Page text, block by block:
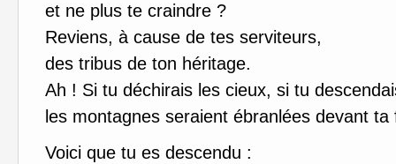
et ne plus te craindre ?
Reviens, à cause de tes serviteurs,
des tribus de ton héritage.
Ah ! Si tu déchirais les cieux, si tu
les montagnes seraient ébranlées devant ta
Voici que tu es descendu :